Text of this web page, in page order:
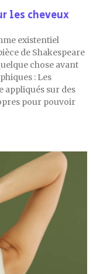
les cheveux
existentiel
de Shakespeare
chose avant
: Les
appliqués sur des
pour pouvoir